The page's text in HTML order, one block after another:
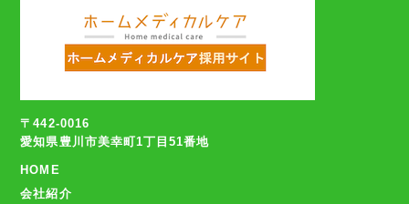
〒442-0016
愛知県豊川市美幸町1丁目51番地
HOME
会社紹介